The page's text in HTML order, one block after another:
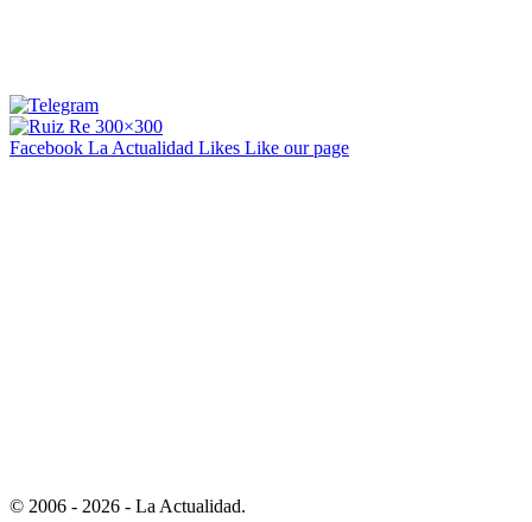
Facebook La Actualidad Likes Like our page
© 2006 - 2026 - La Actualidad.